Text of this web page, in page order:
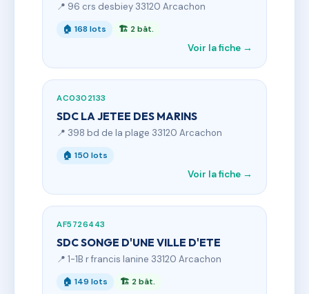
📍 96 crs desbiey 33120 Arcachon
🏠 168 lots 🏗 2 bât.
Voir la fiche →
AC0302133
SDC LA JETEE DES MARINS
📍 398 bd de la plage 33120 Arcachon
🏠 150 lots
Voir la fiche →
AF5726443
SDC SONGE D'UNE VILLE D'ETE
📍 1-1B r francis lanine 33120 Arcachon
🏠 149 lots 🏗 2 bât.